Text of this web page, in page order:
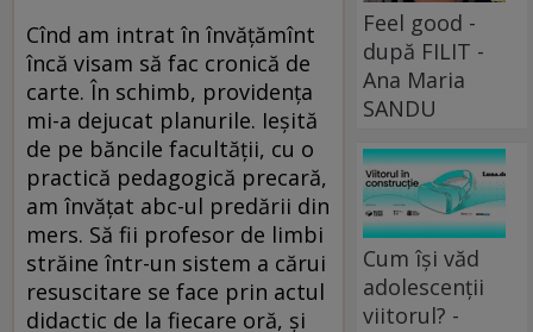
Cînd am intrat în învățămînt
încă visam să fac cronică de
carte. În schimb, providența
mi-a dejucat planurile. Ieșită
de pe băncile facultății, cu o
practică pedagogică precară,
am învățat abc-ul predării din
mers. Să fii profesor de limbi
străine într-un sistem a cărui
resuscitare se face prin actul
didactic de la fiecare oră, și
Feel good -
după FILIT -
Ana Maria
SANDU
Cum își văd
adolescenții
viitorul? -